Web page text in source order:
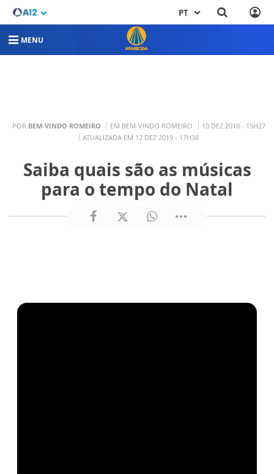
PT
MENU
POR BEM-VINDO ROMEIRO EM BEM-VINDO ROMEIRO
10 DEZ 2019 - 15H27
ATUALIZADA EM 12 DEZ 2019 - 17H38
Saiba quais são as músicas
para o tempo do Natal